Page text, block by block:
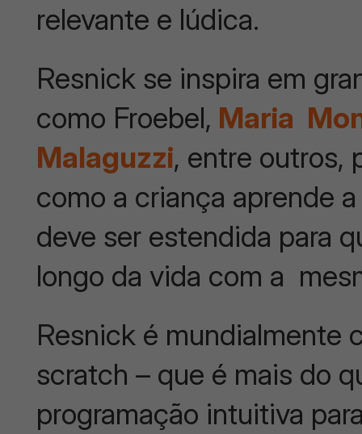
relevante e lúdica.
Resnick se inspira em
como Froebel, Maria
Malaguzzi, entre outros,
como a criança aprende
deve ser estendida para
longo da vida com a
Resnick é mundialmente
scratch – que é mais do
programação intuitiva